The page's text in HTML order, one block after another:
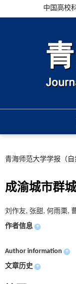
中国高校
青海师范大学学报（自
成渝城市群
刘作友, 张甜, 何雨栗,
作者信息 +
Author information +
文章历史 +